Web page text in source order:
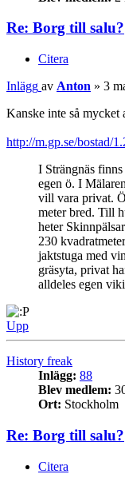
Re: Borg till salu?
Citera
Inlägg av Anton » 3
Kanske inte så mycket
http://m.gp.se/bostad/
I Strängnäs
egen ö. I
vill vara privat.
meter bred. Till
heter
230
jaktstuga med
gräsyta, privat
alldeles egen
Upp
History freak
Inlägg: 88
Blev medlem:
Ort: Stockholm
Re: Borg till salu?
Citera